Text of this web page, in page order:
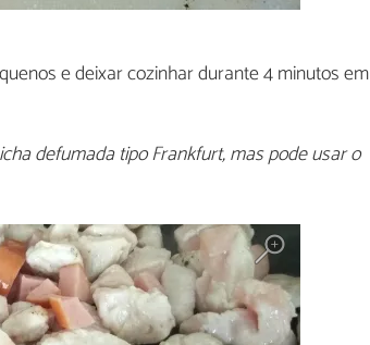
e deixar cozinhar durante 4 minutos em
defumada tipo Frankfurt, mas pode usar o